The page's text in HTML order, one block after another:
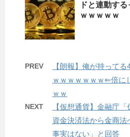
ドと連動す
ｗｗｗｗｗ
PREV
【朗報】俺が持って
ｗｗｗｗｗｗｗ⇐倍に
ｗｗ
NEXT
【仮想通貨】金融庁
資金決済法から金商法
事実はない」と回答